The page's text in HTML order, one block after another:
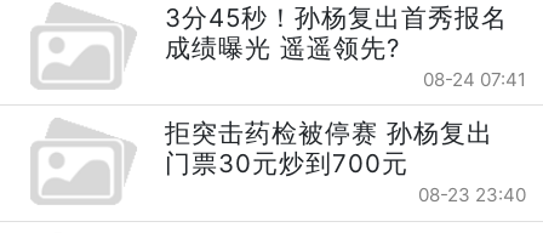
3分45秒！孙杨复出首秀报名
成绩曝光 遥遥领先?
08-24 07:41
拒突击药检被停赛 孙杨复出
门票30元炒到700元
08-23 23:40